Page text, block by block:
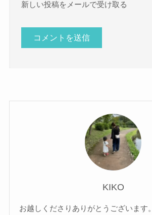
新しい投稿をメールで受け取る
KIKO
お越しくださりありがとうございます。